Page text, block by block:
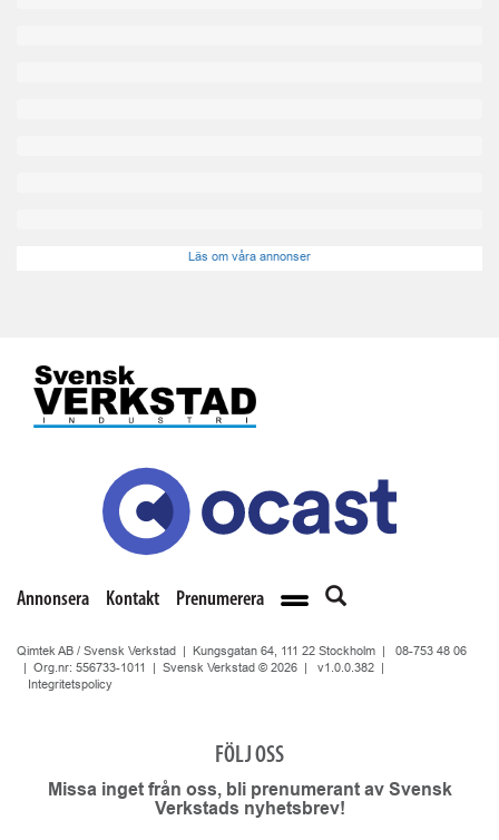
Läs om våra annonser
Annonsera Kontakt Prenumerera
Qimtek AB / Svensk Verkstad | Kungsgatan 64, 111 22 Stockholm | 08-753 48 06
| Org.nr: 556733-1011 | Svensk Verkstad © 2026 | v1.0.0.382
Integritetspolicy
FÖLJ OSS
Missa inget från oss, bli prenumerant av Svensk
Verkstads nyhetsbrev!